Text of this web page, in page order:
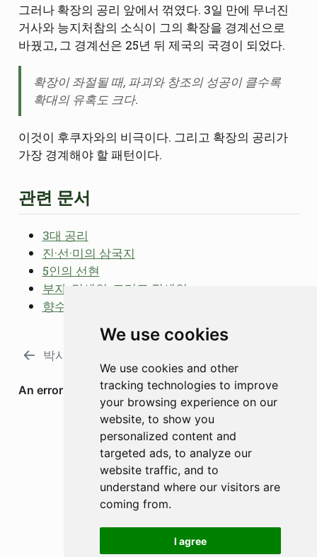
We use cookies
We use cookies and other
tracking technologies to improve
your browsing experience on our
website, to show you
personalized content and
targeted ads, to analyze our
website traffic, and to
understand where our visitors are
coming from.
I agree
그러나 확장의 공리 앞에서 꺾였다. 3일 만에 무너진
거사와 능지처참의 소식이 그의 확장을 경계선으로
바꿨고, 그 경계선은 25년 뒤 제국의 국경이 되었다.
확장이 좌절될 때, 파괴와 창조의 성공이 클수록
확대의 유혹도 크다.
이것이 후쿠자와의 비극이다. 그리고 확장의 공리가
가장 경계해야 할 패턴이다.
관련 문서
3대 공리
진·선·미의 삼국지
5인의 선현
부자, 면세인, 그리고 징세인
향수: 칼날이 밖을 향한 남자
박사학위의 재정의